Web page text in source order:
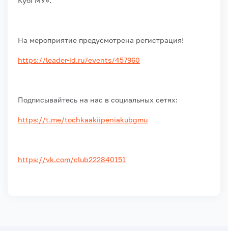
На мероприятие предусмотрена регистрация!
https://leader-id.ru/events/457960
Подписывайтесь на нас в социальных сетях:
https://t.me/tochkaakiipeniakubgmu
https://vk.com/club222840151